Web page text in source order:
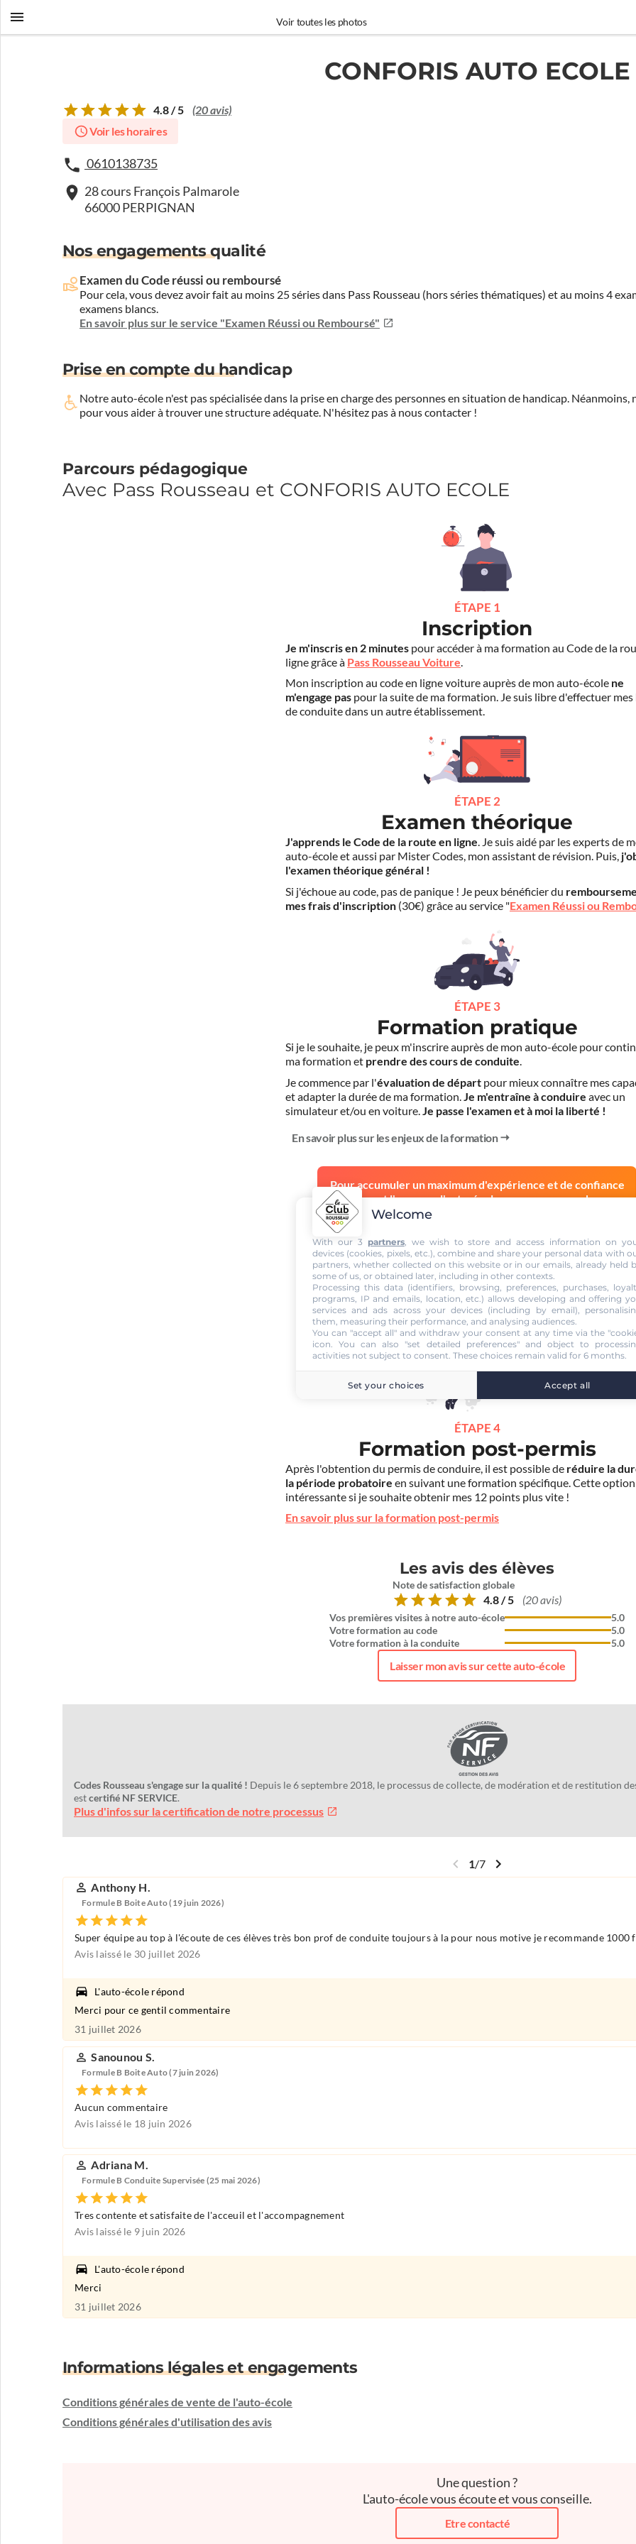
Voir toutes les photos
CONFORIS AUTO ECOLE
4.8 / 5 (20 avis)
Voir les horaires
0610138735
28 cours François Palmarole
66000 PERPIGNAN
Nos engagements qualité
Examen du Code réussi ou remboursé
Pour cela, vous devez avoir fait au moins 25 séries dans Pass Rousseau (hors séries thématiques) et au moins 4
examens blancs.
En savoir plus sur le service "Examen Réussi ou Remboursé"
Prise en compte du handicap
Notre auto-école n'est pas spécialisée dans la prise en charge des personnes en situation de handicap.
pour vous aider à trouver une structure adéquate. N'hésitez pas à nous contacter !
Parcours pédagogique
Avec Pass Rousseau et CONFORIS AUTO ECOLE
ÉTAPE 1
Inscription
Je m'inscris en 2 minutes pour accéder à ma formation au Code de la
ligne grâce à Pass Rousseau Voiture.
Mon inscription au code en ligne voiture auprès de mon auto-école ne
m'engage pas pour la suite de ma formation. Je suis libre d'effectuer mes
de conduite dans un autre établissement.
ÉTAPE 2
Examen théorique
J'apprends le Code de la route en ligne. Je suis aidé par les experts de
auto-école et aussi par Mister Codes, mon assistant de révision. Puis,
l'examen théorique général !
Si j'échoue au code, pas de panique ! Je peux bénéficier du
mes frais d'inscription (30€) grâce au service "Examen Réussi ou
ÉTAPE 3
Formation pratique
Si je le souhaite, je peux m'inscrire auprès de mon auto-école pour
ma formation et prendre des cours de conduite.
Je commence par l'évaluation de départ pour mieux connaître mes
et adapter la durée de ma formation.Je m'entraîne à conduire avec un
simulateur et/ou en voiture.Je passe l'examen et à moi la liberté !
En savoir plus sur les enjeux de la formation
Pour accumuler un maximum d'expérience et de confiance
avant l'examen, l'auto-école vous recommande
Conduite
accompagnée
Conduite
supervisée
ÉTAPE 4
Formation post-permis
Après l'obtention du permis de conduire, il est possible de réduire la
la période probatoire en suivant une formation spécifique. Cette
intéressante si je souhaite obtenir mes 12 points plus vite !
En savoir plus sur la formation post-permis
Les avis des élèves
Note de satisfaction globale
4.8 / 5 (20 avis)
Vos premières visites à notre auto-école
Votre formation au code
Votre formation à la conduite
5.0
5.0
5.0
Laisser mon avis sur cette auto-école
Codes Rousseau s'engage sur la qualité ! Depuis le 6 septembre 2018, le processus de collecte, de modération et de restitution
estcertifié NF SERVICE.
Plus d'infos sur la certification de notre processus
1/7
Anthony H.
Formule B Boite Auto (19 juin 2026)
Super équipe au top à l'écoute de ces élèves très bon prof de conduite toujours à la pour nous motive je recommande 1000
Avis laissé le 30 juillet 2026
L'auto-école répond
Merci pour ce gentil commentaire
31 juillet 2026
Sanounou S.
Formule B Boite Auto (7 juin 2026)
Aucun commentaire
Avis laissé le 18 juin 2026
Adriana M.
Formule B Conduite Supervisée (25 mai 2026)
Tres contente et satisfaite de l'acceuil et l'accompagnement
Avis laissé le 9 juin 2026
L'auto-école répond
Merci
31 juillet 2026
Informations légales et engagements
Conditions générales de vente de l'auto-école
Conditions générales d'utilisation des avis
Une question ?
L'auto-école vous écoute et vous conseille.
Etre contacté
Welcome
With our 3 partners, we wish to store and access information on
devices (cookies, pixels, etc.), combine and share your personal data with
partners, whether collected on this website or in our emails, already held
some of us, or obtained later, including in other contexts.
Processing this data (identifiers, browsing, preferences, purchases,
programs, IP and emails, location, etc.) allows developing and offering
services and ads across your devices (including by email),
them, measuring their performance, and analysing audiences.
You can "accept all" and withdraw your consent at any time via the
icon . You can also "set detailed preferences" and object to
activities not subject to consent. These choices remain valid for 6 months.
Set your choices Accept all